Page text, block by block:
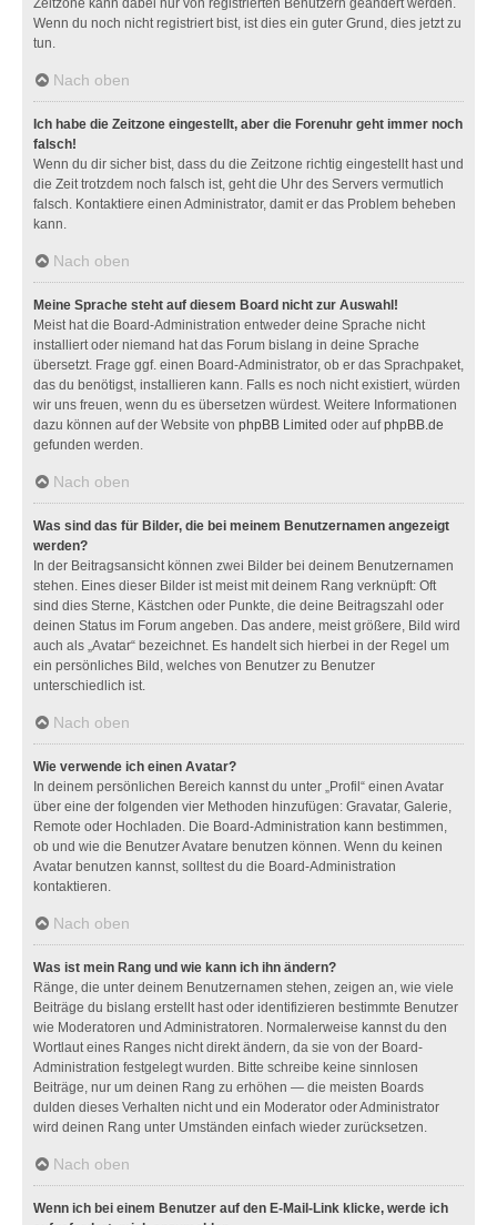
Wenn du noch nicht registriert bist, ist dies ein guter Grund, dies jetzt zu
tun.
Nach oben
Ich habe die Zeitzone eingestellt, aber die Forenuhr geht immer noch
falsch!
Wenn du dir sicher bist, dass du die Zeitzone richtig eingestellt hast und
die Zeit trotzdem noch falsch ist, geht die Uhr des Servers vermutlich
falsch. Kontaktiere einen Administrator, damit er das Problem beheben
kann.
Nach oben
Meine Sprache steht auf diesem Board nicht zur Auswahl!
Meist hat die Board-Administration entweder deine Sprache nicht
installiert oder niemand hat das Forum bislang in deine Sprache
übersetzt. Frage ggf. einen Board-Administrator, ob er das Sprachpaket,
das du benötigst, installieren kann. Falls es noch nicht existiert, würden
wir uns freuen, wenn du es übersetzen würdest. Weitere Informationen
dazu können auf der Website von phpBB Limited oder aufphpBB.de
gefunden werden.
Nach oben
Was sind das für Bilder, die bei meinem Benutzernamen angezeigt
werden?
In der Beitragsansicht können zwei Bilder bei deinem Benutzernamen
stehen. Eines dieser Bilder ist meist mit deinem Rang verknüpft: Oft
sind dies Sterne, Kästchen oder Punkte, die deine Beitragszahl oder
deinen Status im Forum angeben. Das andere, meist größere, Bild wird
auch als „Avatar“ bezeichnet. Es handelt sich hierbei in der Regel um
ein persönliches Bild, welches von Benutzer zu Benutzer
unterschiedlich ist.
Nach oben
Wie verwende ich einen Avatar?
In deinem persönlichen Bereich kannst du unter „Profil“ einen Avatar
über eine der folgenden vier Methoden hinzufügen: Gravatar, Galerie,
Remote oder Hochladen. Die Board-Administration kann bestimmen,
ob und wie die Benutzer Avatare benutzen können. Wenn du keinen
Avatar benutzen kannst, solltest du die Board-Administration
kontaktieren.
Nach oben
Was ist mein Rang und wie kann ich ihn ändern?
Ränge, die unter deinem Benutzernamen stehen, zeigen an, wie viele
Beiträge du bislang erstellt hast oder identifizieren bestimmte Benutzer
wie Moderatoren und Administratoren. Normalerweise kannst du den
Wortlaut eines Ranges nicht direkt ändern, da sie von der Board-
Administration festgelegt wurden. Bitte schreibe keine sinnlosen
Beiträge, nur um deinen Rang zu erhöhen — die meisten Boards
dulden dieses Verhalten nicht und ein Moderator oder Administrator
wird deinen Rang unter Umständen einfach wieder zurücksetzen.
Nach oben
Wenn ich bei einem Benutzer auf den E-Mail-Link klicke, werde ich